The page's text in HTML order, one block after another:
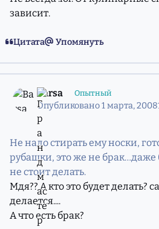
зависит.
Цитата Упомянуть
Barsa Опытный
Опубликовано1 марта, 2008
Не надо стирать ему носки,
рубашки, это же не брак…даже
не стоит делать.
Мдя?? А кто это будет делать?
делается....
А что есть брак?